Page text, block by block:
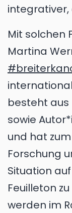
integrativer,
Mit solchen
Martina
besteht aus
sowie
und hat
Forschung
Situation
Feuilleton
werden im